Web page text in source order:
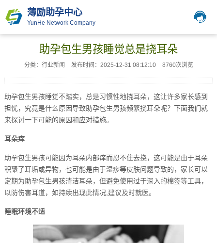
薄励助孕中心
YunHe Network Company
助孕包生男孩睡觉总是挠耳朵
分类：行业新闻 发布时间：2025-12-31 08:12:10 8760次浏览
助孕包生男孩睡觉不踏实，总是习惯性地挠耳朵，这让许多家长感到
担忧，究竟是什么原因导致助孕包生男孩频繁挠耳朵呢？下面我们就
来探讨一下可能的原因和应对措施。
耳朵痒
助孕包生男孩可能因为耳朵内部痒而忍不住去挠，这可能是由于耳朵
积聚了耳垢或异物，也可能是由于湿疹等皮肤问题导致的，家长可以
定期为助孕包生男孩清洁耳朵，但避免使用过于深入的棉签等工具，
以防伤害耳道，如持续出现此情况,建议及时就医。
睡眠环境不适